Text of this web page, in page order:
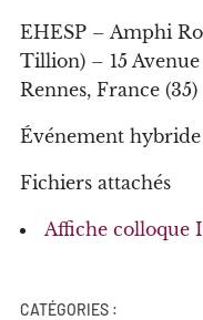
EHESP – Amphi
Tillion) – 15
Rennes, France (35)
Événement
Fichiers attachés
Affiche colloque
CATÉGORIES :